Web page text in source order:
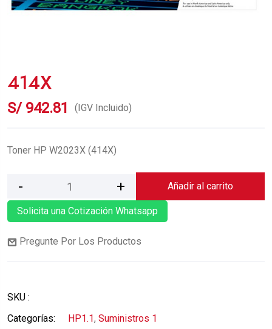
414X
S/942.81 (IGV Incluido)
Toner HP W2023X (414X)
Añadir al carrito
Solicita una Cotización Whatsapp
Pregunte Por Los Productos
SKU :
Categorías:
HP1.1, Suministros 1